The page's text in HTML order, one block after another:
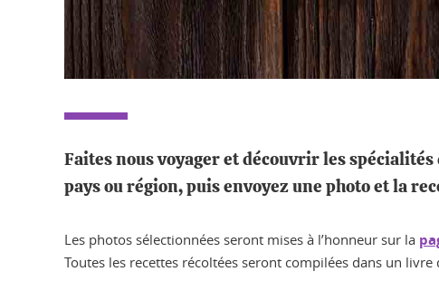
Faites nous voyager et découvrir les
pays ou région, puis envoyez une photo et la
Les photos sélectionnées seront mises à l’honneur sur la
Toutes les recettes récoltées seront compilées dans un